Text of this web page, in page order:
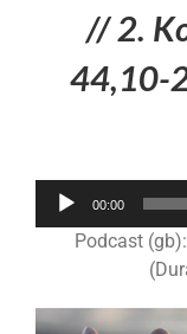
// 2.
44,10-
00:00
Podcast (gb):